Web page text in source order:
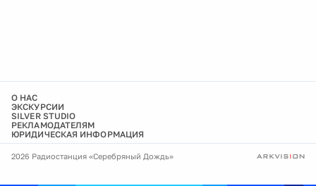
О НАС
ЭКСКУРСИИ
SILVER STUDIO
РЕКЛАМОДАТЕЛЯМ
ЮРИДИЧЕСКАЯ ИНФОРМАЦИЯ
2026 Радиостанция «Серебряный Дождь»